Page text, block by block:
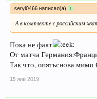
seryi0466 написал(а):↑
А в комплекте с российским
Пока не факт
От матча
Так что, опятьснова
15 янв 2019